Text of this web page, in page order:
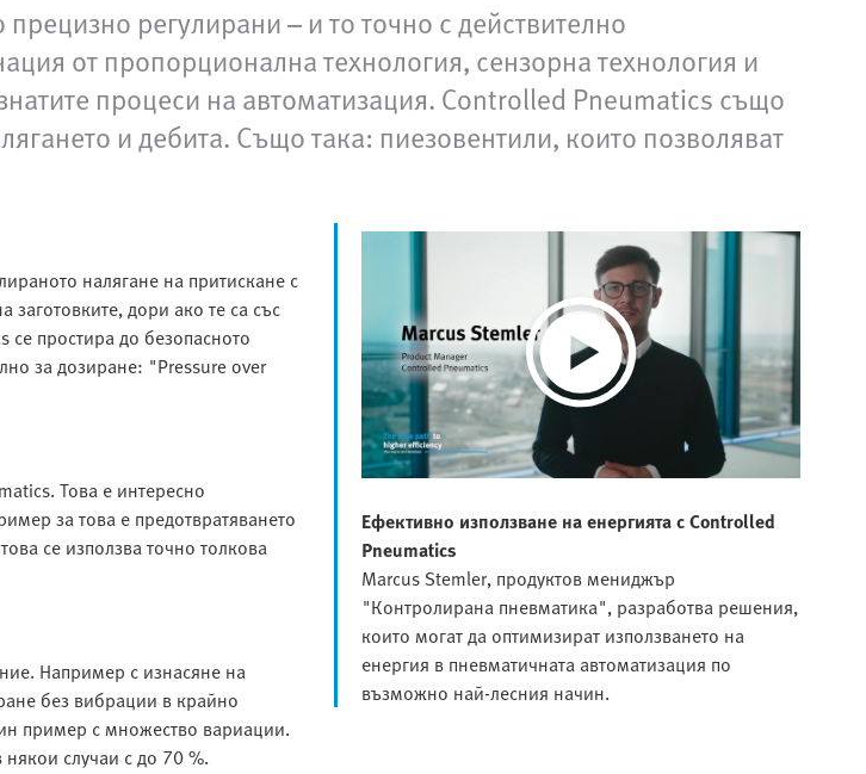
регулирани – и то точно с действително
от пропорционална технология, сензорна технология и
процеси на автоматизация. Controlled Pneumatics също
и дебита. Също така: пиезовентили, които позволяват
налягане на притискане с
дори ако те са със
простира до безопасното
за дозиране: "Pressure over
Това е интересно
за това е предотвратяването
се използва точно толкова
Например с изнасяне на
без вибрации в крайно
пример с множество вариации.
случаи с до 70 %.
Play
Ефективно използване на енергията с Controlled
Pneumatics
Marcus Stemler, продуктов мениджър
"Контролирана пневматика", разработва решения,
които могат да оптимизират използването на
енергия в пневматичната автоматизация по
възможно най-лесния начин.